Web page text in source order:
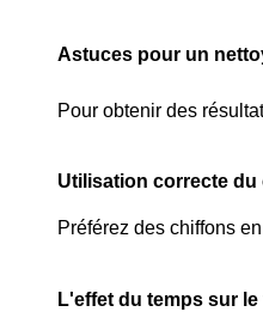
Astuces pour un
Pour obtenir des
Utilisation correcte du
Préférez des chiffons
L'effet du temps sur